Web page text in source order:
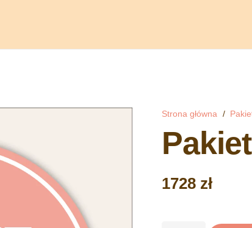
Strona główna /
1728 zł